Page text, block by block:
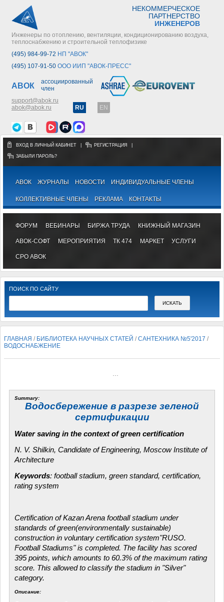
НЕКОММЕРЧЕСКОЕ
ПАРТНЕРСТВО
ИНЖЕНЕРОВ
Инженеры по отоплению, вентиляции, кондиционированию воздуха,
теплоснабжению и строительной теплофизике
(495) 984-99-72 НП "АВОК"
(495) 107-91-50 ООО ИИП "АВОК-ПРЕСС"
АВОК
ассоциированный
член
support@abok.ru
abok@abok.ru
RU EN
ВХОД В ЛИЧНЫЙ КАБИНЕТ РЕГИСТРАЦИЯ
ЗАБЫЛИ ПАРОЛЬ?
АВОК ЖУРНАЛЫ НОВОСТИ ИНДИВИДУАЛЬНЫЕ ЧЛЕНЫ
КОЛЛЕКТИВНЫЕ ЧЛЕНЫ РЕКЛАМА КОНТАКТЫ
ФОРУМ ВЕБИНАРЫ БИРЖА ТРУДА КНИЖНЫЙ МАГАЗИН
АВОК-СОФТ МЕРОПРИЯТИЯ ТК 474 МАРКЕТ УСЛУГИ
СРО АВОК
ПОИСК ПО САЙТУ
ГЛАВНАЯ / БИБЛИОТЕКА НАУЧНЫХ СТАТЕЙ /САНТЕХНИКА №5'2017 /
ВОДОСНАБЖЕНИЕ
Summary:
Водосбережение в разрезе зеленой
сертификации
Water saving in the context of green certification
N. V. Shilkin, Candidate of Engineering, Moscow Institute of
Architecture
Keywords: football stadium, green standard, certification,
rating system
Certification of Kazan Arena football stadium under
standards of green(environmentally sustainable)
construction in voluntary certification system"RUSO.
Football Stadiums" is completed. The facility has scored
395 points, which amounts to 60.3% of the maximum rating
score. This allowed to classify the stadium in "Silver"
category.
Описание: